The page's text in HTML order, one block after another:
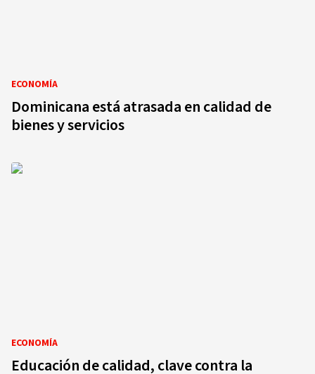
ECONOMÍA
Dominicana está atrasada en calidad de
bienes y servicios
ECONOMÍA
Educación de calidad, clave contra la